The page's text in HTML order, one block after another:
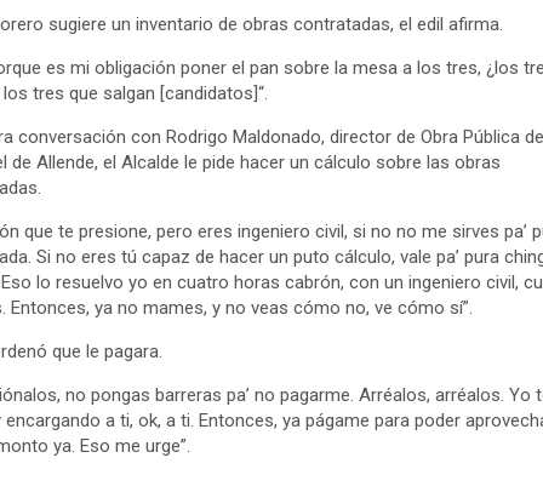
sugiere un inventario de obras contratadas, el edil afirma.
es mi obligación poner el pan sobre la mesa a los tres, ¿los
los tres que salgan [candidatos]“.
conversación con Rodrigo Maldonado, director de Obra Pública
de Allende, el Alcalde le pide hacer un cálculo sobre las obras
que te presione, pero eres ingeniero civil, si no no me sirves pa’
Si no eres tú capaz de hacer un puto cálculo, vale pa’ pura
lo resuelvo yo en cuatro horas cabrón, con un ingeniero civil,
Entonces, ya no mames, y no veas cómo no, ve cómo sí”.
que le pagara.
no pongas barreras pa’ no pagarme. Arréalos, arréalos. Yo
a ti, ok, a ti. Entonces, ya págame para poder
ya. Eso me urge”.